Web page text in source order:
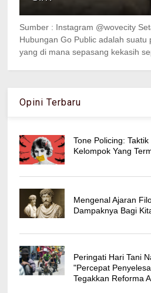
Sumber : Instagram @wovecity
Hubungan Go Public adalah suatu
yang di mana sepasang kekasih
Opini Terbaru
Tone Policing:
Kelompok Yang
Mengenal Ajaran
Dampaknya Bagi
Peringati Hari Tani
"Percepat
Tegakkan Reforma